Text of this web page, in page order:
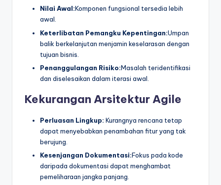
Nilai Awal:Komponen fungsional tersedia lebih
awal.
Keterlibatan Pemangku Kepentingan:Umpan
balik berkelanjutan menjamin keselarasan dengan
tujuan bisnis.
Penanggulangan Risiko:Masalah teridentifikasi
dan diselesaikan dalam iterasi awal.
Kekurangan Arsitektur Agile
Perluasan Lingkup: Kurangnya rencana tetap
dapat menyebabkan penambahan fitur yang tak
berujung.
Kesenjangan Dokumentasi:Fokus pada kode
daripada dokumentasi dapat menghambat
pemeliharaan jangka panjang.